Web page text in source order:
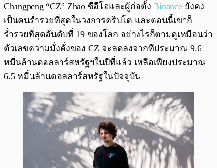
Changpeng “CZ” Zhao ซีอีโอและผู้ก่อตั้ง Binance ยังคง
เป็นคนร่ำรวยที่สุดในวงการคริปโต และตอนนี้เขาก็
ร่ำรวยที่สุดอันดับที่ 19 ของโลก อย่างไรก็ตามดูเหมือนว่า
ตัวเลขความมั่งคั่งของ CZ จะลดลงจากที่ประมาณ 9.6
หมื่นล้านดอลลาร์สหรัฐฯในปีที่แล้ว เหลือเพียงประมาณ
6.5 หมื่นล้านดอลลาร์สหรัฐในปัจจุบัน